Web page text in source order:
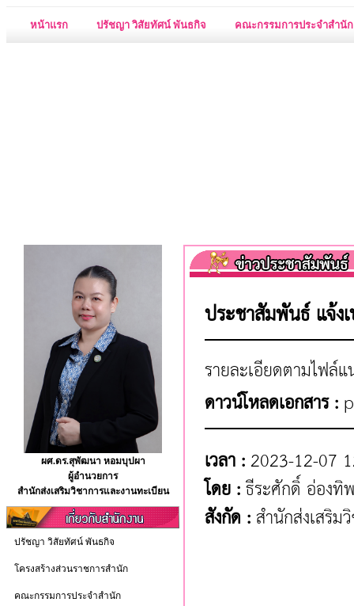
หน้าแรก ปรัชญา วิสัยทัศน์ พันธกิจ คณะกรรมการประจำสำนัก
ผศ.ดร.สุพัฒนา หอมบุปผา
ผู้อำนวยการ
สำนักส่งเสริมวิชาการและงานทะเบียน
ปรัชญา วิสัยทัศน์ พันธกิจ
โครงสร้างส่วนราชการสำนัก
คณะกรรมการประจำสำนัก
ประชาสัมพันธ์ แจ้ง
รายละเอียดตามไฟล์
ดาวน์โหลดเอกสาร :
เวลา : 2023-12-07
โดย : ธีระศักดิ์ อ่องทิ
สังกัด : สำนักส่งเสริม